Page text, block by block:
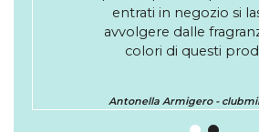
entrati in negozio si
avvolgere dalle
colori di questi
Antonella Armigero -
Silvia Icardi - Corriere